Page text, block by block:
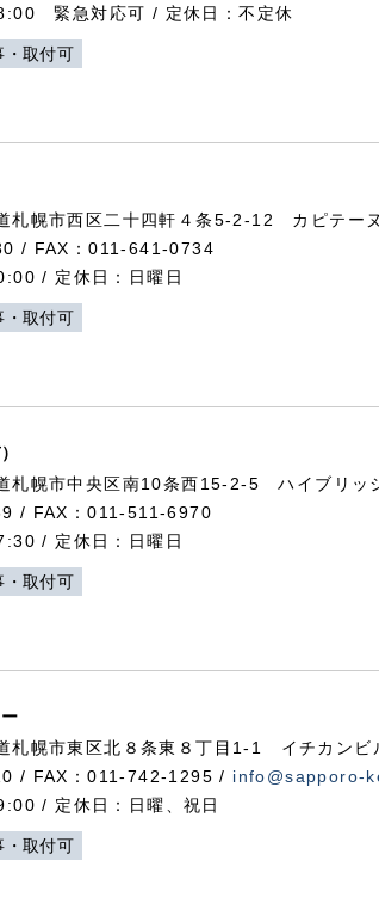
緊急対応可 / 定休日：不定休
・取付可
幌市西区二十四軒４条5-2-12 カピテー
/ FAX：011-641-0734
/ 定休日：日曜日
・取付可
幌市中央区南10条西15-2-5 ハイブリッ
/ FAX：011-511-6970
/ 定休日：日曜日
・取付可
幌市東区北８条東８丁目1-1 イチカンビ
/ FAX：011-742-1295 / info@sapporo-
/ 定休日：日曜、祝日
・取付可